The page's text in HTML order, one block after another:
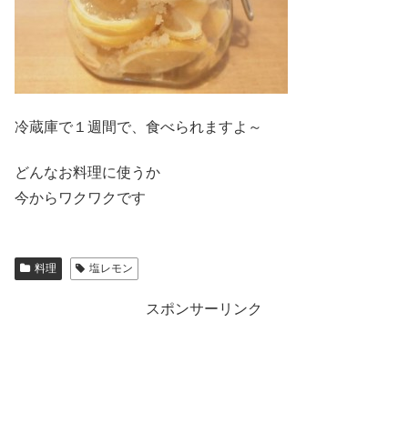
冷蔵庫で１週間で、食べられますよ～
どんなお料理に使うか
今からワクワクです
料理 塩レモン
スポンサーリンク